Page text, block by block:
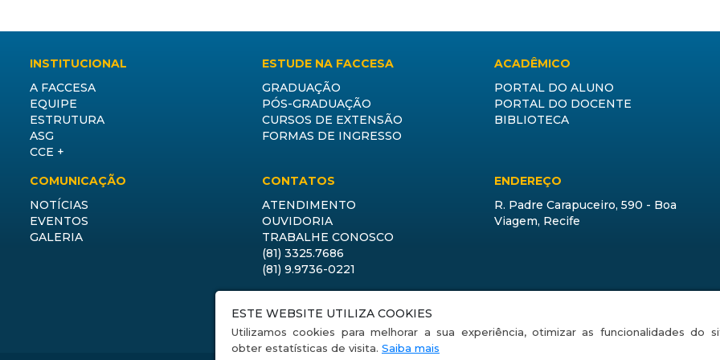
INSTITUCIONAL
A FACCESA
EQUIPE
ESTRUTURA
ASG
CCE +
ESTUDE NA FACCESA
GRADUAÇÃO
PÓS-GRADUAÇÃO
CURSOS DE EXTENSÃO
FORMAS DE INGRESSO
ACADÊMICO
PORTAL DO ALUNO
PORTAL DO DOCENTE
BIBLIOTECA
COMUNICAÇÃO
NOTÍCIAS
EVENTOS
GALERIA
CONTATOS
ATENDIMENTO
OUVIDORIA
TRABALHE CONOSCO
(81) 3325.7686
(81) 9.9736-0221
ENDEREÇO
R. Padre Carapuceiro, 590 - Boa
Viagem, Recife
Facebook Instagram
ESTE WEBSITE UTILIZA COOKIES
Utilizamos cookies para melhorar a sua experiência, otimizar as funcionalidades do
obter estatísticas de visita. Saiba mais